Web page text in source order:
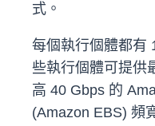
式。
每個執行個體都有
些執行個體可提供
高 40 Gbps 的
(Amazon EBS) 頻